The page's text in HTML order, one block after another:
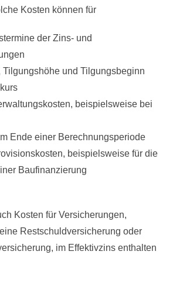
Kosten können für
der Zins- und
Tilgungshöhe und Tilgungsbeginn
beispielsweise bei
Ende einer Berechnungsperiode
beispielsweise für die
Baufinanzierung
Kosten für Versicherungen,
Restschuldversicherung oder
im Effektivzins enthalten